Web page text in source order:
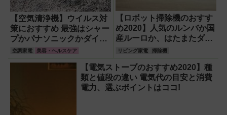
【空気清浄機】ウイルス対
策におすすめ 最強はシャー
プかパナソニックかダイキ
ンか 効果が期待できる機種
空調家電 美容・ヘルスケア
【ロボット掃除機のおすす
め2020】人気のルンバか国
産ルーロか、はたまたダイ
ソンか ランキングを発表!
リビング家電 掃除機
【電気ストーブのおすすめ2020】種
類と値段の違い 電気代の目安と消費
電力、選ぶポイントはココ!